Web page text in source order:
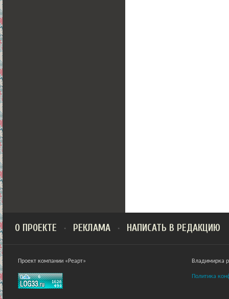
О ПРОЕКТЕ РЕКЛАМА НАПИСАТЬ В РЕДАКЦИЮ
Проект компании «Реарт» Владимирка
Политика